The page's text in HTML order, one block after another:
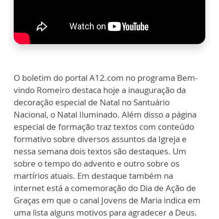
O boletim do portal A12.com no programa Bem-
vindo Romeiro destaca hoje a inauguração da
decoração especial de Natal no Santuário
Nacional, o Natal Iluminado. Além disso a página
especial de formação traz textos com conteúdo
formativo sobre diversos assuntos da Igreja e
nessa semana dois textos são destaques. Um
sobre o tempo do advento e outro sobre os
martírios atuais. Em destaque também na
internet está a comemoração do Dia de Ação de
Graças em que o canal Jovens de Maria indica em
uma lista alguns motivos para agradecer a Deus.